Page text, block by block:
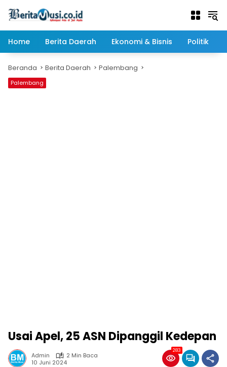
Home
Berita Daerah Ekonomi & Bisnis Politik
Beranda Berita Daerah Palembang
Palembang
Usai Apel, 25 ASN Dipanggil Kedepan
Admin
2 Min Baca
10 Juni 2024
283